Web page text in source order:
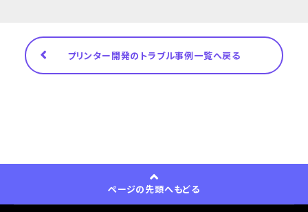
プリンター開発のトラブル事例一覧へ戻る
ページの先頭へもどる